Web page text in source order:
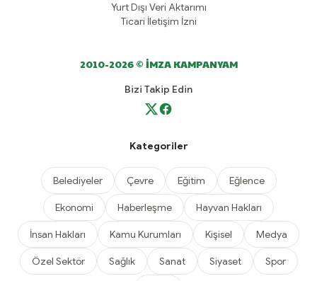
Yurt Dışı Veri Aktarımı
Ticari İletişim İzni
2010-2026 © İMZA KAMPANYAM
Bizi Takip Edin
Kategoriler
Belediyeler Çevre Eğitim Eğlence
Ekonomi Haberleşme Hayvan Hakları
İnsan Hakları Kamu Kurumları Kişisel Medya
Özel Sektör Sağlık Sanat Siyaset Spor